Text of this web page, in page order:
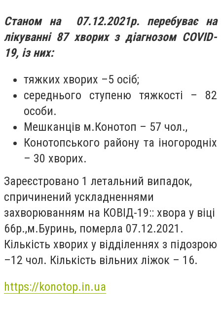
Станом на 07.12.2021р. перебуває на
лікуванні 87 хворих з діагнозом COVID-
19, із них:
тяжких хворих –5 осіб;
середнього ступеню тяжкості – 82
особи.
Мешканців м.Конотоп – 57 чол.,
Конотопського району та іногородніх
– 30 хворих.
Зареєстровано 1 летальний випадок,
спричинений ускладненнями
захворюванням на КОВІД-19:: хвора у віці
66р.,м.Буринь, померла 07.12.2021.
Кількість хворих у відділеннях з підозрою
–12 чол. Кількість вільних ліжок – 16.
https://konotop.in.ua